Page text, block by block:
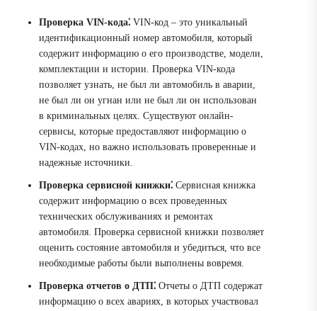
Проверка VIN-кода⁚ VIN-код – это уникальный
идентификационный номер автомобиля, который
содержит информацию о его производстве, модели,
комплектации и истории. Проверка VIN-кода
позволяет узнать, не был ли автомобиль в аварии,
не был ли он угнан или не был ли он использован
в криминальных целях. Существуют онлайн-
сервисы, которые предоставляют информацию о
VIN-кодах, но важно использовать проверенные и
надежные источники.
Проверка сервисной книжки⁚ Сервисная книжка
содержит информацию о всех проведенных
технических обслуживаниях и ремонтах
автомобиля. Проверка сервисной книжки позволяет
оценить состояние автомобиля и убедиться, что все
необходимые работы были выполнены вовремя.
Проверка отчетов о ДТП⁚ Отчеты о ДТП содержат
информацию о всех авариях, в которых участвовал